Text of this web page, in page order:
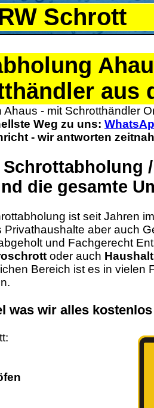
Schrott
aus
Ahaus - mit Schrotthändler
Weg zu uns:
- wir antworten
Schrottabholung
die gesamte
ist seit Jahren
Privathaushalte aber auch
und Fachgerecht
oder auch
Bereich ist es in vielen
was wir alles